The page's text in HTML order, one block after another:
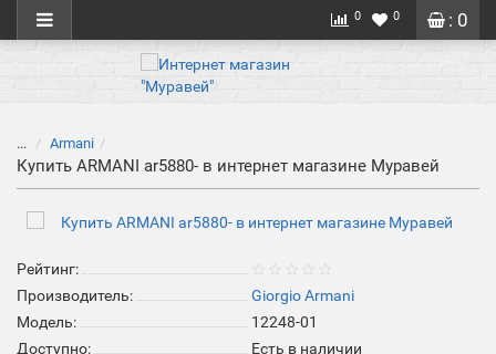
: 0
0 0
... Armani
Купить ARMANI ar5880- в интернет магазине Муравей
Рейтинг:
Производитель:
Giorgio Armani
Модель:
12248-01
Доступно:
Есть в наличии